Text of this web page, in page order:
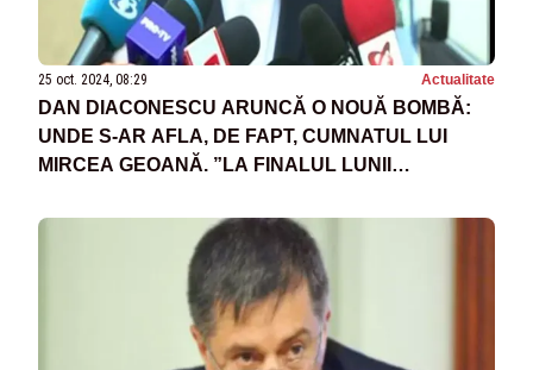
25 oct. 2024, 08:29 Actualitate
DAN DIACONESCU ARUNCĂ O NOUĂ BOMBĂ:
UNDE S-AR AFLA, DE FAPT, CUMNATUL LUI
MIRCEA GEOANĂ. ”LA FINALUL LUNII